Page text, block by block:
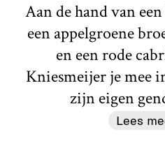
Aan de hand van
een appelgroene
en een rode
Kniesmeijer je mee
zijn eigen
Lees